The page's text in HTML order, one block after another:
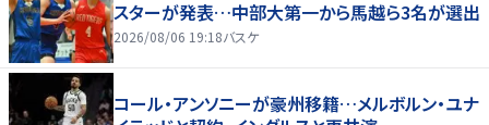
スターが発表…中部大第一から馬越ら3名が選出
2026/08/06 19:18バスケ
コール・アンソニーが豪州移籍…メルボルン・ユナ